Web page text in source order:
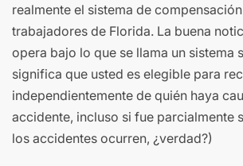
realmente el sistema de
trabajadores de Florida. La buena
opera bajo lo que se llama un sistema
significa que usted es elegible para
independientemente de quién haya
accidente, incluso si fue parcialmente
los accidentes ocurren, ¿verdad?)